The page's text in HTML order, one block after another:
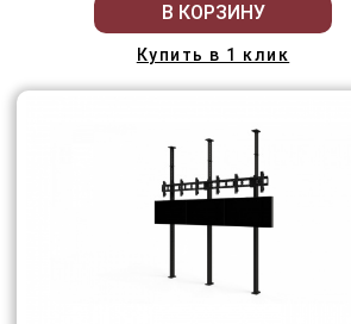
В КОРЗИНУ
Купить в 1 клик